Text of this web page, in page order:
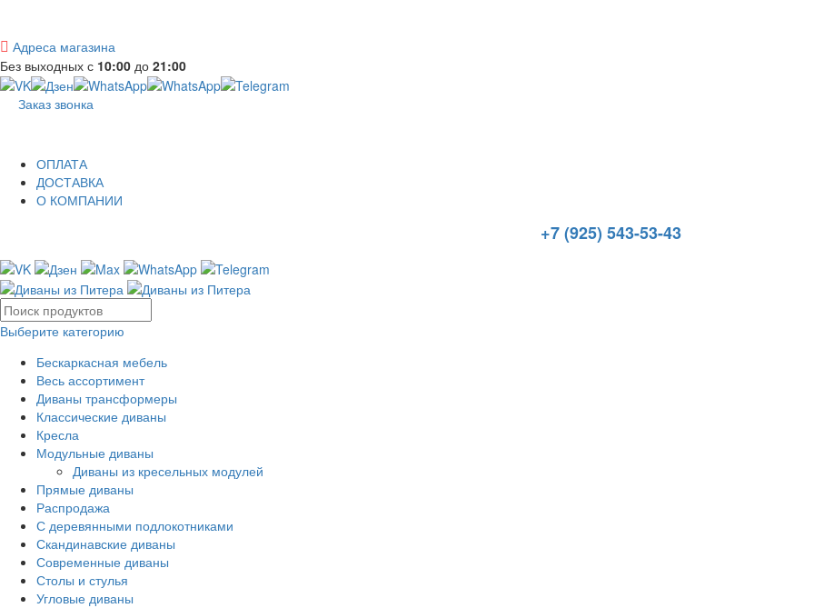
Адреса магазина
Без выходных с 10:00 до 21:00
Заказ звонка
ОПЛАТА
ДОСТАВКА
О КОМПАНИИ
+7 (925) 543-53-43
Выберите категорию
Бескаркасная мебель
Весь ассортимент
Диваны трансформеры
Классические диваны
Кресла
Модульные диваны
Диваны из кресельных модулей
Прямые диваны
Распродажа
С деревянными подлокотниками
Скандинавские диваны
Современные диваны
Столы и стулья
Угловые диваны